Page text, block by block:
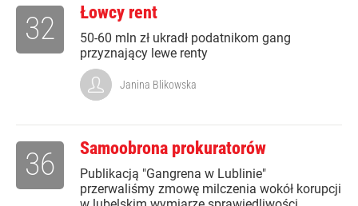
Łowcy rent
50-60 mln zł ukradł podatnikom gang
przyznający lewe renty
32
Janina Blikowska
Samoobrona prokuratorów
Publikacją "Gangrena w Lublinie"
przerwaliśmy zmowę milczenia wokół korupcji
36